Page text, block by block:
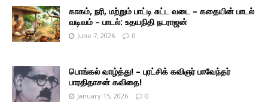
காகம், நரி, மற்றும் பாட்டி சுட்ட வடை – கதையின் பாடல்
வடிவம் – பாடல்: உதயநிதி நடராஜன்
June 7, 2026 0
பொங்கல் வாழ்த்து! – புரட்சிக் கவிஞர் பாவேந்தர்
பாரதிதாசன் கவிதை!
January 15, 2026 0